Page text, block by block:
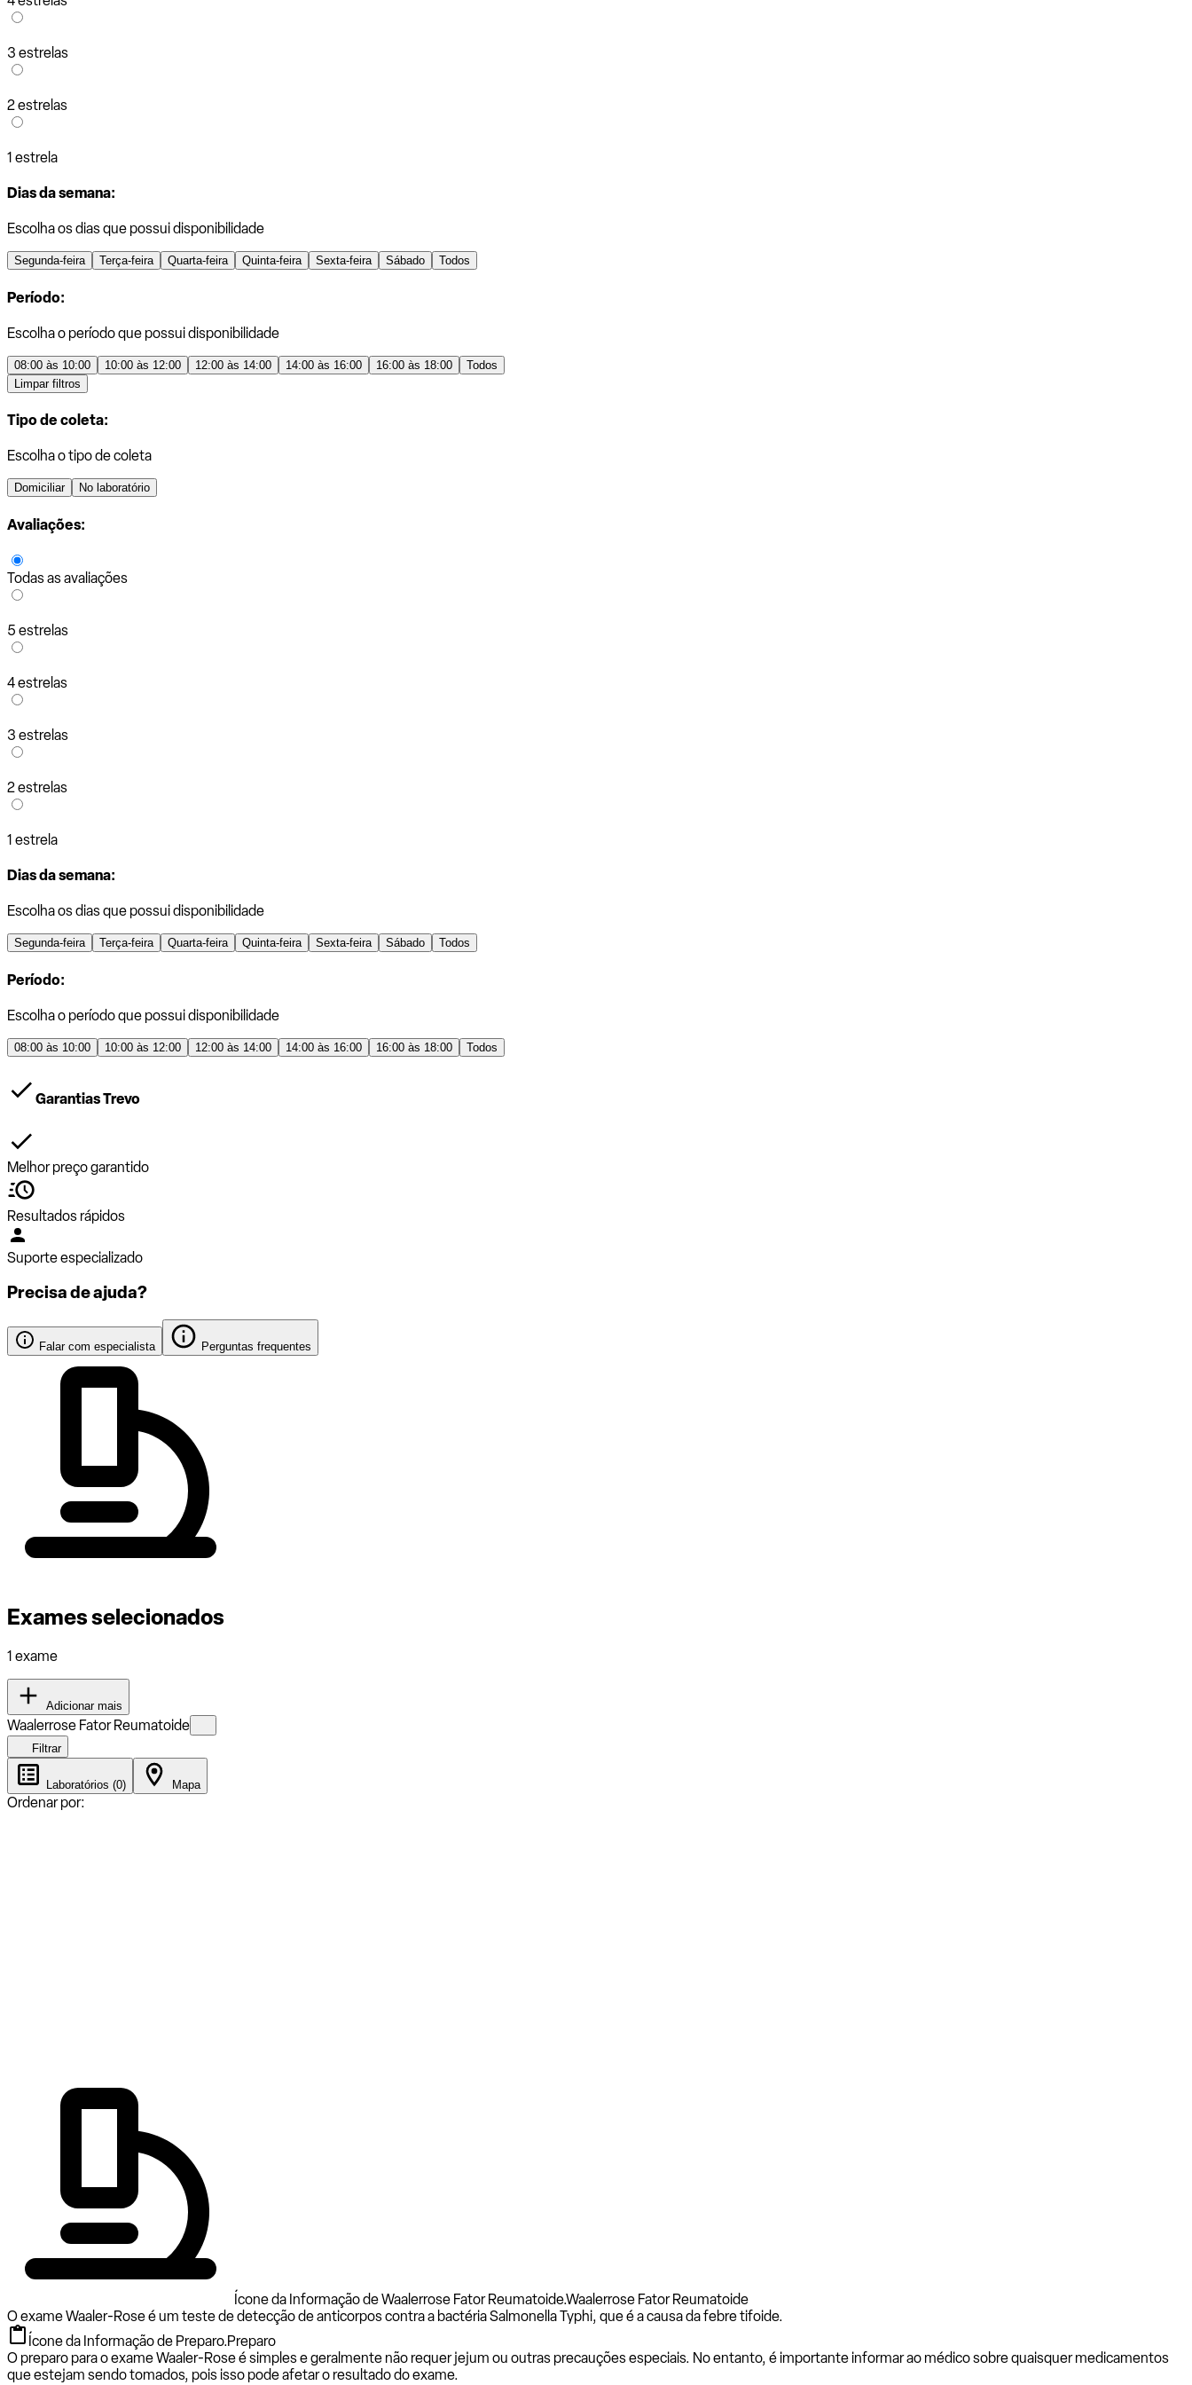
3 estrelas
2 estrelas
1 estrela
Dias da semana:
Escolha os dias que possui disponibilidade
Segunda-feira Terça-feira Quarta-feira Quinta-feira Sexta-feira Sábado Todos
Período:
Escolha o período que possui disponibilidade
08:00 às 10:00 10:00 às 12:00 12:00 às 14:00 14:00 às 16:00 16:00 às 18:00
Todos
Limpar filtros
Tipo de coleta:
Escolha o tipo de coleta
Domiciliar No laboratório
Avaliações:
Todas as avaliações
5 estrelas
4 estrelas
3 estrelas
2 estrelas
1 estrela
Dias da semana:
Escolha os dias que possui disponibilidade
Segunda-feira Terça-feira Quarta-feira Quinta-feira Sexta-feira Sábado Todos
Período:
Escolha o período que possui disponibilidade
08:00 às 10:00 10:00 às 12:00 12:00 às 14:00 14:00 às 16:00 16:00 às 18:00 Todos
Garantias Trevo
Melhor preço garantido
Resultados rápidos
Suporte especializado
Precisa de ajuda?
Falar com especialista Perguntas frequentes
Exames selecionados
1 exame
Adicionar mais
Waalerrose Fator Reumatoide
Filtrar
Laboratórios (0) Mapa
Ordenar por:
Ícone da Informação de Waalerrose Fator Reumatoide.Waalerrose Fator Reumatoide
O exame Waaler-Rose é um teste de detecção de anticorpos contra a bactéria Salmonella Typhi, que é a causa da febre tifoide.
Ícone da Informação de Preparo.Preparo
O preparo para o exame Waaler-Rose é simples e geralmente não requer jejum ou outras precauções especiais. No entanto, é importante informar ao médico sobre quaisquer medicamentos
que estejam sendo tomados, pois isso pode afetar o resultado do exame.